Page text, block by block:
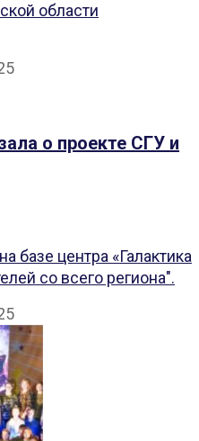
области
о проекте СГУ и
базе центра «Галактика
со всего региона".